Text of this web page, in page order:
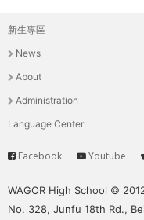
主
選
單
新生專區
News
About
Administration
Language Center
Service
Facebook Youtube
WAGOR High School ©
No. 328, Junfu 18th Rd.,